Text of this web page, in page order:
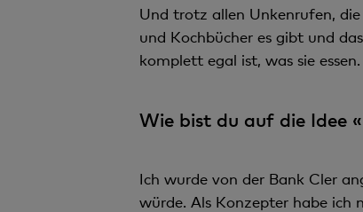
Und trotz allen Unkenrufen,
und Kochbücher es gibt und
komplett egal ist, was sie essen.
Wie bist du auf die Idee
Ich wurde von der Bank Cler
würde. Als Konzepter habe ich